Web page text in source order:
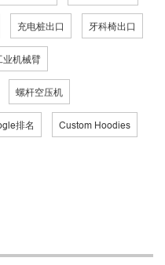
充电桩出口 牙科椅出口
业机械臂
螺杆空压机
排名 Custom Hoodies